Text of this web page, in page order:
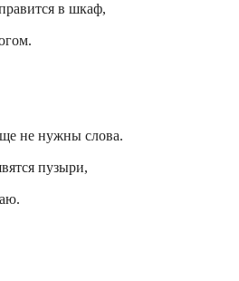
в шкаф,
не нужны слова.
пузыри,